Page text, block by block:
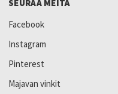
SEURAA MEITÄ
Facebook
Instagram
Pinterest
Majavan vinkit